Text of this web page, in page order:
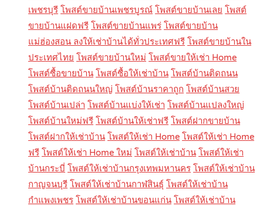
เพชรบุรี โพสต์ขายบ้านเพชรบูรณ์ โพสต์ขายบ้านเลย โพสต์
ขายบ้านแฝดฟรี โพสต์ขายบ้านแพร่ โพสต์ขายบ้าน
แม่ฮ่องสอน ลงให้เช่าบ้านได้ทั่วประเทศฟรี โพสต์ขายบ้านใน
ประเทศไทย โพสต์ขายบ้านใหม่ โพสต์ขายให้เช่า Home
โพสต์ซื้อขายบ้าน โพสต์ซื้อให้เช่าบ้าน โพสต์บ้านติดถนน
โพสต์บ้านติดถนนใหญ่ โพสต์บ้านราคาถูก โพสต์บ้านสวย
โพสต์บ้านเปล่า โพสต์บ้านแบ่งให้เช่า โพสต์บ้านแปลงใหญ่
โพสต์บ้านใหม่ฟรี โพสต์บ้านให้เช่าฟรี โพสต์ฝากขายบ้าน
โพสต์ฝากให้เช่าบ้าน โพสต์ให้เช่า Home โพสต์ให้เช่า Home
ฟรี โพสต์ให้เช่า Home ใหม่ โพสต์ให้เช่าบ้าน โพสต์ให้เช่า
บ้านกระบี่ โพสต์ให้เช่าบ้านกรุงเทพมหานคร โพสต์ให้เช่าบ้าน
กาญจนบุรี โพสต์ให้เช่าบ้านกาฬสินธุ์ โพสต์ให้เช่าบ้าน
กำแพงเพชร โพสต์ให้เช่าบ้านขอนแก่น โพสต์ให้เช่าบ้าน